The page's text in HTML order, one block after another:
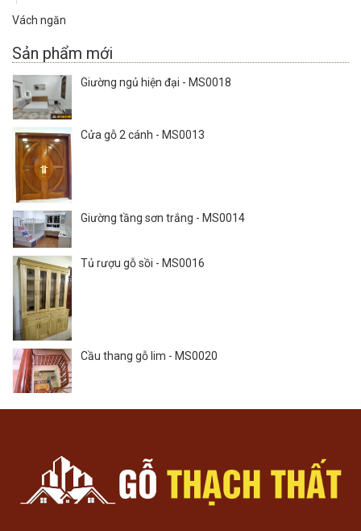
Vách ngăn
Sản phẩm mới
Giường ngủ hiện đại - MS0018
Cửa gỗ 2 cánh - MS0013
Giường tầng sơn trắng - MS0014
Tủ rượu gỗ sồi - MS0016
Cầu thang gỗ lim - MS0020